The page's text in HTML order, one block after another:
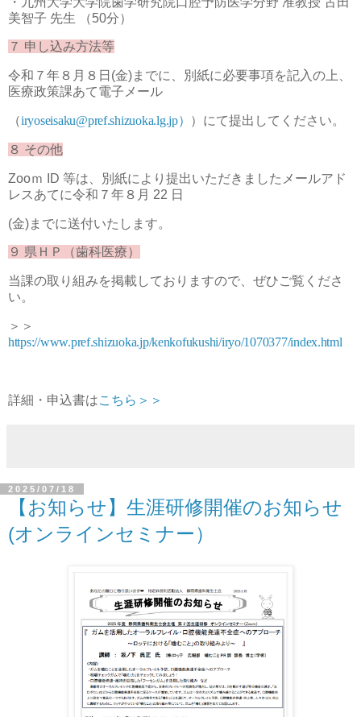
美智子 先生 （50分）
７ 申し込み方法等
令和７年８月８日(金)までに、別紙に必要事項を記入の上、
医療政策課あて電子メール
（iryoseisaku@pref.shizuoka.lg.jp） ）にて提出してください。
８ その他
Zooｍ ID 等は、別紙により提出いただきましたメールアド
レスあてに令和７年８月 22 日
(金)までに送付いたします。
９ 県ＨＰ（歯科医療）
当課の取り組みを掲載しておりますので、ぜひご覧くださ
い。
＞＞
https://www.pref.shizuoka.jp/kenkofukushi/iryo/1070377/index.html
詳細・申込書はこちら＞＞
2025/07/18
【お知らせ】生涯研修開催のお知らせ
(オンラインセミナー）